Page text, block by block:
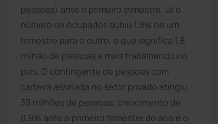
pessoas) ante o primeiro trimestre. Já o
número de ocupados subiu 1,8% de um
trimestre para o outro, o que significa 1,8
milhão de pessoas a mais trabalhando no
país. O contingente de pessoas com
carteira assinada no setor privado atingiu
39 milhões de pessoas, crescimento de
0,9% ante o primeiro trimestre do ano e o